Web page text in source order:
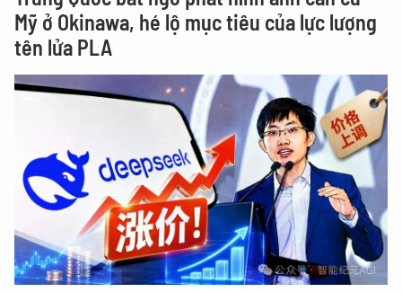
Mỹ ở Okinawa, hé lộ mục tiêu của lực lượng
tên lửa PLA